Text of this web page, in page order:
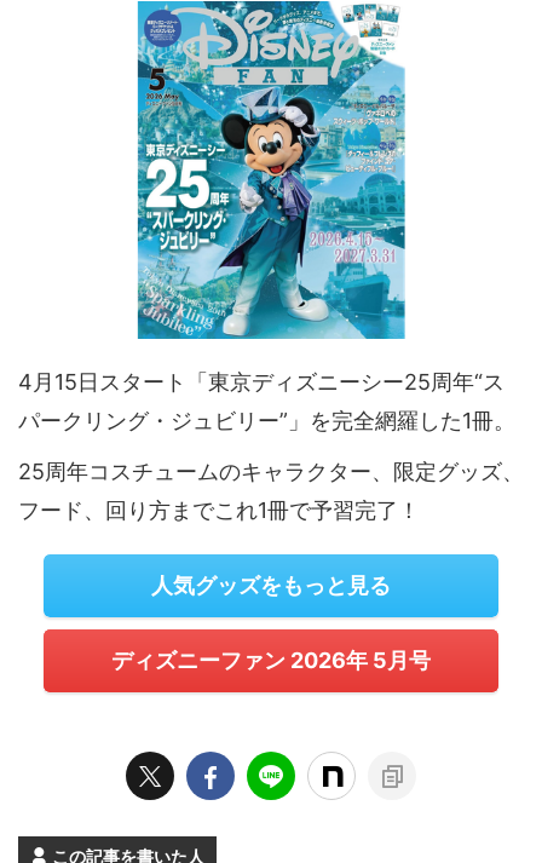
4月15日スタート「東京ディズニーシー25周年“ス
パークリング・ジュビリー”」を完全網羅した1冊。
25周年コスチュームのキャラクター、限定グッズ、
フード、回り方までこれ1冊で予習完了！
人気グッズをもっと見る
ディズニーファン 2026年 5月号
この記事を書いた人